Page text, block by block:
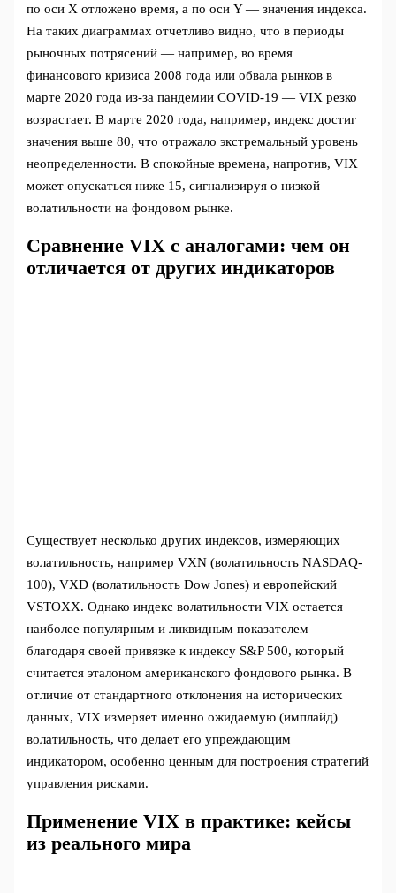
по оси X отложено время, а по оси Y — значения индекса.
На таких диаграммах отчетливо видно, что в периоды
рыночных потрясений — например, во время
финансового кризиса 2008 года или обвала рынков в
марте 2020 года из-за пандемии COVID-19 — VIX резко
возрастает. В марте 2020 года, например, индекс достиг
значения выше 80, что отражало экстремальный уровень
неопределенности. В спокойные времена, напротив, VIX
может опускаться ниже 15, сигнализируя о низкой
волатильности на фондовом рынке.
Сравнение VIX с аналогами: чем он
отличается от других индикаторов
Существует несколько других индексов, измеряющих
волатильность, например VXN (волатильность NASDAQ-
100), VXD (волатильность Dow Jones) и европейский
VSTOXX. Однако индекс волатильности VIX остается
наиболее популярным и ликвидным показателем
благодаря своей привязке к индексу S&P 500, который
считается эталоном американского фондового рынка. В
отличие от стандартного отклонения на исторических
данных, VIX измеряет именно ожидаемую (имплайд)
волатильность, что делает его упреждающим
индикатором, особенно ценным для построения стратегий
управления рисками.
Применение VIX в практике: кейсы
из реального мира